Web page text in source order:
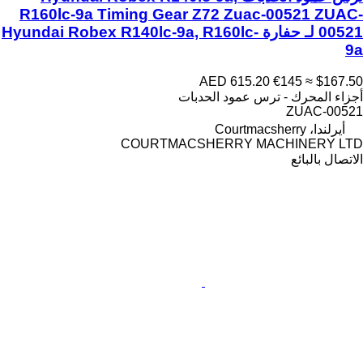
R160lc-9a Timing Gear Z72 Zuac-00521 ZUAC-
00521 لـ حفارة Hyundai Robex R140lc-9a, R160lc-
9a
AED 615.20 €145 ≈ $167.50
أجزاء المحرك - ترس عمود الحدبات
ZUAC-00521
أيرلندا، Courtmacsherry
COURTMACSHERRY MACHINERY LTD
الاتصال بالبائع